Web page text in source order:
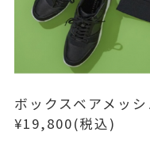
ボックスベアメッ
¥19,800(税込)